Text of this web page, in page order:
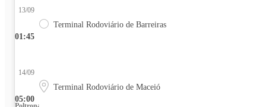
01:45
13/09
Terminal Rodoviário de Barreiras
05:00
14/09
Terminal Rodoviário de Maceió